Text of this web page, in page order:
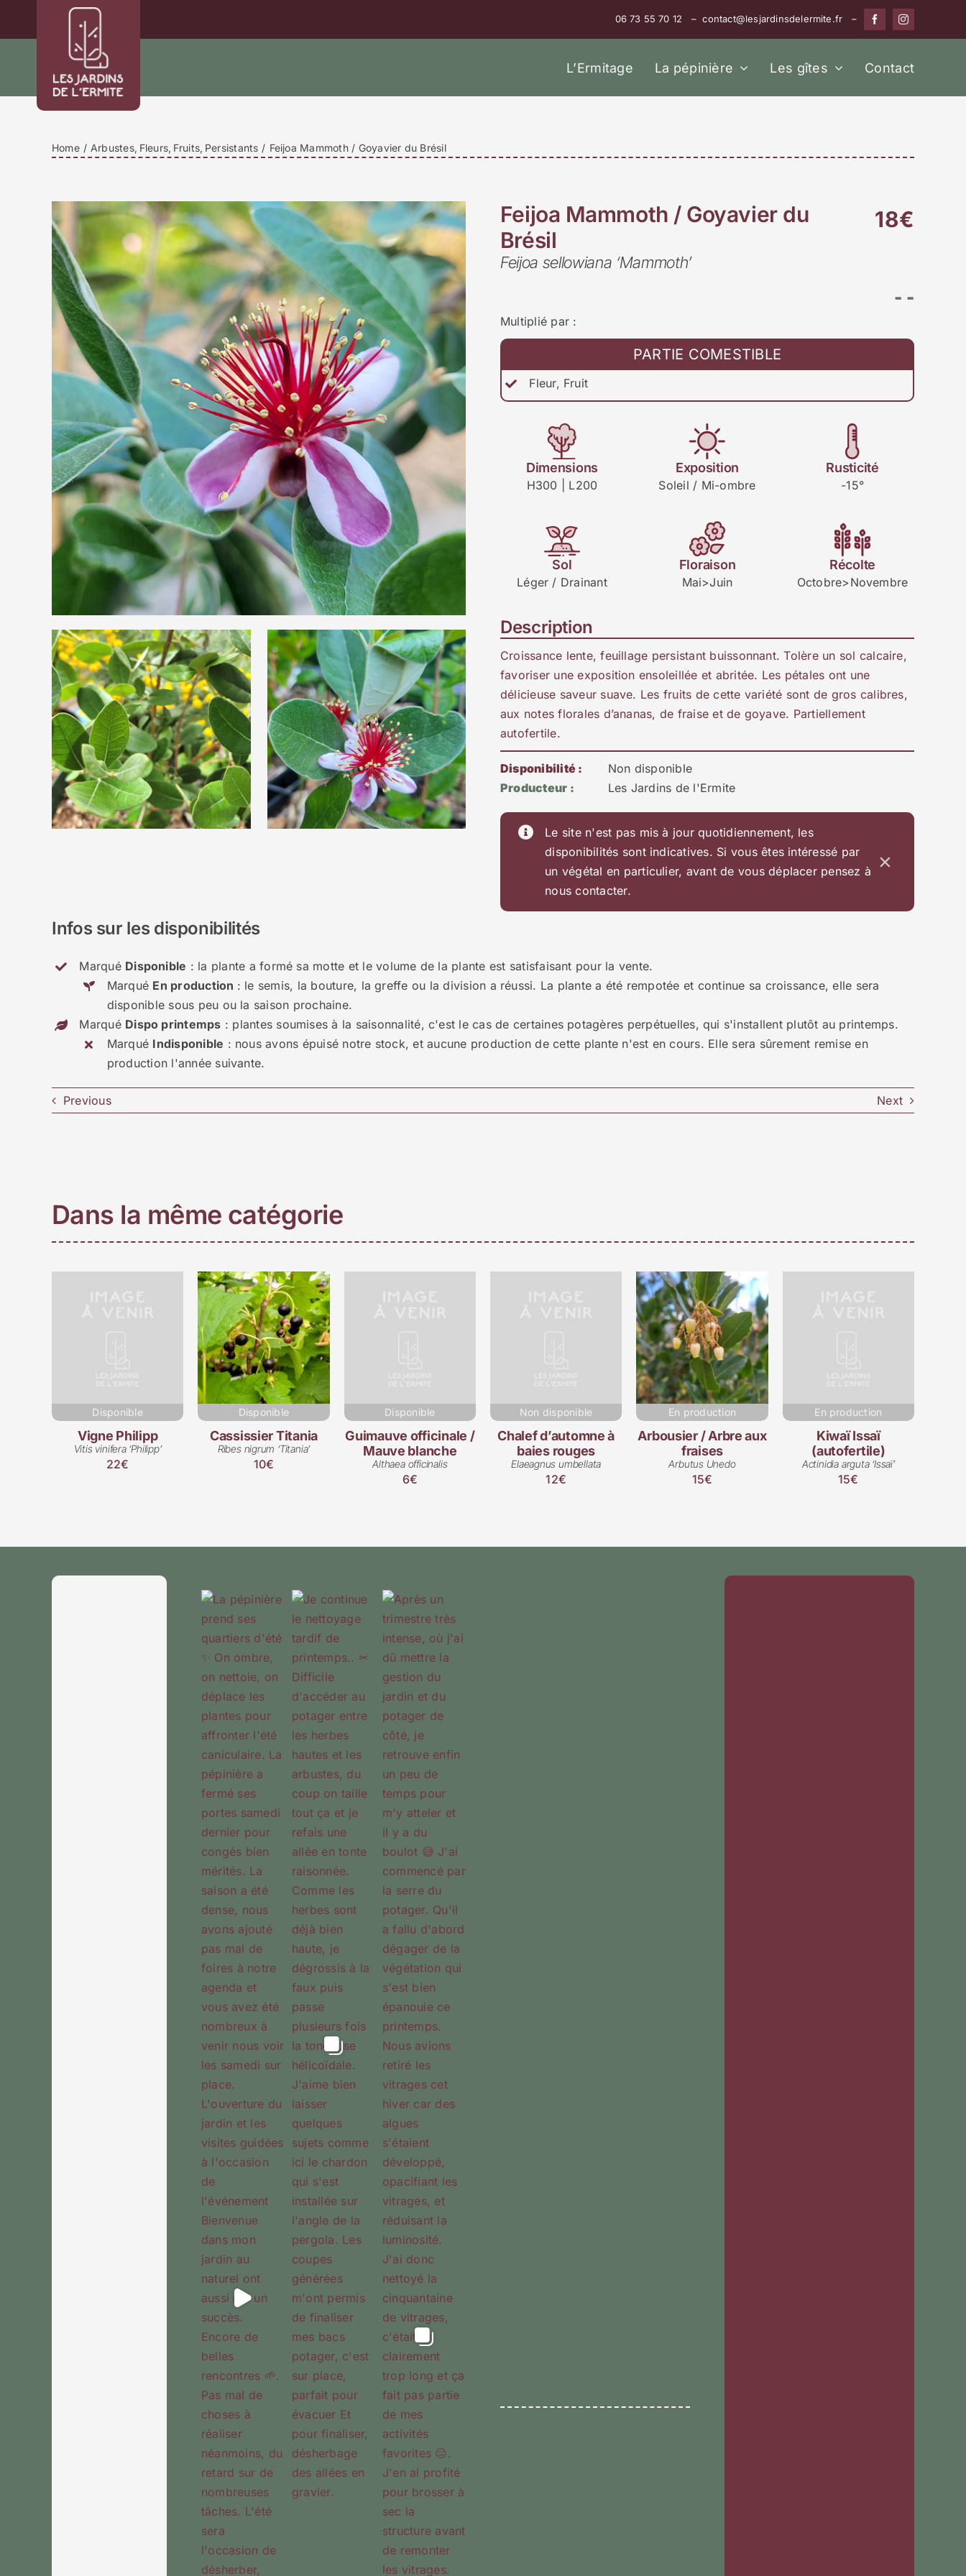
06 73 55 70 12 – contact@lesjardinsdelermite.fr –
L’Ermitage La pépinière Les gîtes Contact
Home Arbustes Fleurs Fruits Persistants Feijoa Mammoth / Goyavier du Brésil
Feijoa Mammoth / Goyavier du
Brésil
Feijoa sellowiana ‘Mammoth’
18€
- -
Multiplié par :
PARTIE COMESTIBLE
Fleur, Fruit
Dimensions
H300 | L200
Exposition
Soleil / Mi-ombre
Rusticité
-15°
Sol
Léger / Drainant
Floraison
Mai>Juin
Récolte
Octobre>Novembre
Description
Croissance lente, feuillage persistant buissonnant. Tolère un sol calcaire,
favoriser une exposition ensoleillée et abritée. Les pétales ont une
délicieuse saveur suave. Les fruits de cette variété sont de gros calibres,
aux notes florales d’ananas, de fraise et de goyave. Partiellement
autofertile.
Disponibilité :
Non disponible
Producteur :
Les Jardins de l'Ermite
Le site n'est pas mis à jour quotidiennement, les
disponibilités sont indicatives. Si vous êtes intéressé par
un végétal en particulier, avant de vous déplacer pensez à
nous contacter.
×
Infos sur les disponibilités
Marqué Disponible : la plante a formé sa motte et le volume de la plante est satisfaisant pour la vente.
Marqué En production : le semis, la bouture, la greffe ou la division a réussi. La plante a été rempotée et continue sa croissance, elle sera
disponible sous peu ou la saison prochaine.
Marqué Dispo printemps : plantes soumises à la saisonnalité, c'est le cas de certaines potagères perpétuelles, qui s'installent plutôt au printemps.
Marqué Indisponible : nous avons épuisé notre stock, et aucune production de cette plante n'est en cours. Elle sera sûrement remise en
production l'année suivante.
Previous Next
Dans la même catégorie
Disponible
Vigne Philipp
Vitis vinifera ‘Philipp’
22€
Disponible
Cassissier Titania
Ribes nigrum ‘Titania’
10€
Disponible
Guimauve officinale /
Mauve blanche
Althaea officinalis
6€
Non disponible
Chalef d’automne à
baies rouges
Elaeagnus umbellata
12€
En production
Arbousier / Arbre aux
fraises
Arbutus Unedo
15€
En production
Kiwaï Issaï
(autofertile)
Actinidia arguta ‘Issaï’
15€